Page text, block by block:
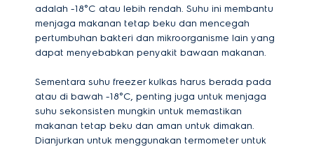
adalah -18°C atau lebih rendah. Suhu ini membantu
menjaga makanan tetap beku dan mencegah
pertumbuhan bakteri dan mikroorganisme lain yang
dapat menyebabkan penyakit bawaan makanan.
Sementara suhu freezer kulkas harus berada pada
atau di bawah -18°C, penting juga untuk menjaga
suhu sekonsisten mungkin untuk memastikan
makanan tetap beku dan aman untuk dimakan.
Dianjurkan untuk menggunakan termometer untuk